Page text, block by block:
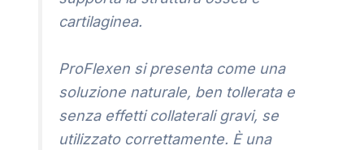
cartilaginea.
ProFlexen si presenta come una
soluzione naturale, ben tollerata e
senza effetti collaterali gravi, se
utilizzato correttamente. È una